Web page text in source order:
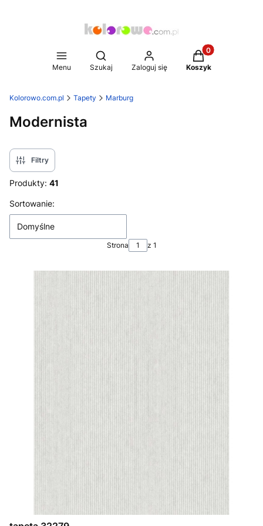
Menu
Otwórz wyszukiwarkę
Szukaj Zaloguj się
Produkty w
Koszyk
Kolorowo.com.pl Tapety Marburg
Modernista
Filtry
Produkty: 41
Lista produktów
Sortowanie:
Domyślne
Strona z 1